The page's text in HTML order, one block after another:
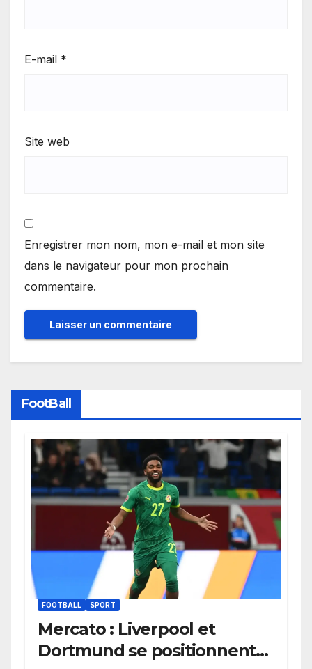
E-mail *
Site web
Enregistrer mon nom, mon e-mail et mon site
dans le navigateur pour mon prochain
commentaire.
FootBall
FOOTBALL SPORT
Mercato : Liverpool et
Dortmund se positionnent